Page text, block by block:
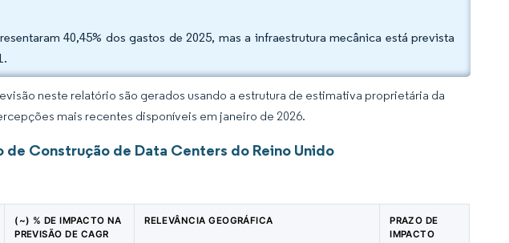
40,45% dos gastos de 2025, mas a infraestrutura mecânica está prevista
neste relatório são gerados usando a estrutura de estimativa proprietária da
mais recentes disponíveis em janeiro de 2026.
Construção de Data Centers do Reino Unido
(~) % DE IMPACTO NA
PREVISÃO DE CAGR
RELEVÂNCIA GEOGRÁFICA
PRAZO DE
IMPACTO